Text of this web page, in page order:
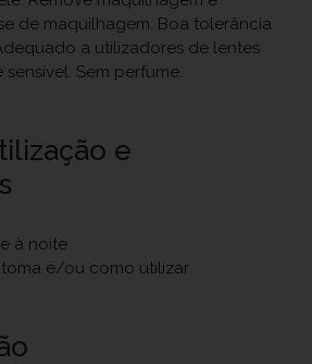
de maquilhagem. Boa tolerância
a utilizadores de lentes
Sem perfume.
e
à noite
e/ou como utilizar